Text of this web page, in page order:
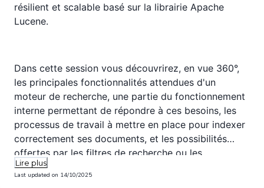
résilient et scalable basé sur la librairie Apache
Lucene.
Dans cette session vous découvrirez, en vue 360°,
les principales fonctionnalités attendues d'un
moteur de recherche, une partie du fonctionnement
interne permettant de répondre à ces besoins, les
processus de travail à mettre en place pour indexer
correctement ses documents, et les possibilités
offertes par les filtres de recherche ou les
aggregations pour naviguer avec aisance dans vos
données via des tableaux de bords et visualisation
Lire plus
Last updated on 14/10/2025